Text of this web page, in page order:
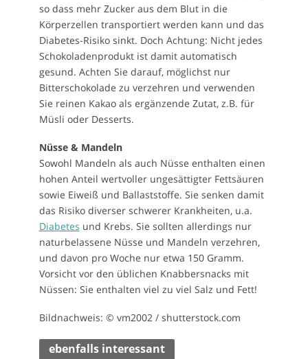
so dass mehr Zucker aus dem Blut in die
Körperzellen transportiert werden kann und das
Diabetes-Risiko sinkt. Doch Achtung: Nicht jedes
Schokoladenprodukt ist damit automatisch
gesund. Achten Sie darauf, möglichst nur
Bitterschokolade zu verzehren und verwenden
Sie reinen Kakao als ergänzende Zutat, z.B. für
Müsli oder Desserts.
Nüsse & Mandeln
Sowohl Mandeln als auch Nüsse enthalten einen
hohen Anteil wertvoller ungesättigter Fettsäuren
sowie Eiweiß und Ballaststoffe. Sie senken damit
das Risiko diverser schwerer Krankheiten, u.a.
Diabetes und Krebs. Sie sollten allerdings nur
naturbelassene Nüsse und Mandeln verzehren,
und davon pro Woche nur etwa 150 Gramm.
Vorsicht vor den üblichen Knabbersnacks mit
Nüssen: Sie enthalten viel zu viel Salz und Fett!
Bildnachweis: © vm2002 / shutterstock.com
ebenfalls interessant